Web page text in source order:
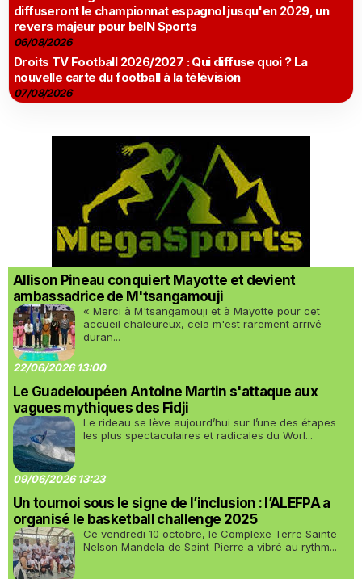
diffuseront le championnat espagnol jusqu'en 2029, un
revers majeur pour beIN Sports
06/08/2026
Droits TV Football 2026/2027 : Qui diffuse quoi ? La
nouvelle carte du football à la télévision
07/08/2026
Allison Pineau conquiert Mayotte et devient
ambassadrice de M'tsangamouji
« Merci à M'tsangamouji et à Mayotte pour cet
accueil chaleureux, cela m'est rarement arrivé
duran...
22/06/2026 13:00
Le Guadeloupéen Antoine Martin s'attaque aux
vagues mythiques des Fidji
Le rideau se lève aujourd’hui sur l’une des étapes
les plus spectaculaires et radicales du Worl...
09/06/2026 13:23
Un tournoi sous le signe de l’inclusion : l’ALEFPA a
organisé le basketball challenge 2025
Ce vendredi 10 octobre, le Complexe Terre Sainte
Nelson Mandela de Saint-Pierre a vibré au rythm...